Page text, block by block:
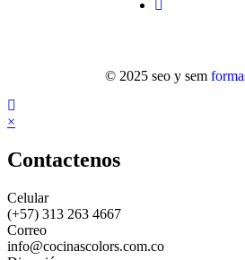
© 2025 seo y sem
×
Contactenos
Celular
(+57) 313 263 4667
Correo
info@cocinascolors.com.co